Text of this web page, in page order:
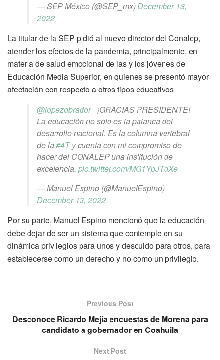
— SEP México (@SEP_mx)December 13,
2022
La titular de la SEP pidió al nuevo director del Conalep,
atender los efectos de la pandemia, principalmente, en
materia de salud emocional de las y los jóvenes de
Educación Media Superior, en quienes se presentó mayor
afectación con respecto a otros tipos educativos
@lopezobrador_ ⁩ ¡GRACIAS PRESIDENTE!
La educación no solo es la palanca del
desarrollo nacional. Es la columna vertebral
de la#4Ty cuenta con mi compromiso de
hacer del CONALEP una institución de
excelencia. pic.twitter.com/MG1YpJTdXe
— Manuel Espino (@ManuelEspino)
December 13, 2022
Por su parte, Manuel Espino mencionó que la educación
debe dejar de ser un sistema que contemple en su
dinámica privilegios para unos y descuido para otros, para
establecerse como un derecho y no como un privilegio.
Previous Post
Desconoce Ricardo Mejía encuestas de Morena para
candidato a gobernador en Coahuila
Next Post